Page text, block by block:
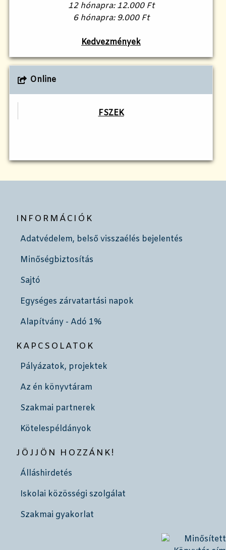
12 hónapra: 12.000 Ft
6 hónapra: 9.000 Ft
Kedvezmények
Online
FSZEK
INFORMÁCIÓK
Adatvédelem, belső visszaélés bejelentés
Minőségbiztosítás
Sajtó
Egységes zárvatartási napok
Alapítvány - Adó 1%
KAPCSOLATOK
Pályázatok, projektek
Az én könyvtáram
Szakmai partnerek
Kötelespéldányok
JÖJJÖN HOZZÁNK!
Álláshirdetés
Iskolai közösségi szolgálat
Szakmai gyakorlat